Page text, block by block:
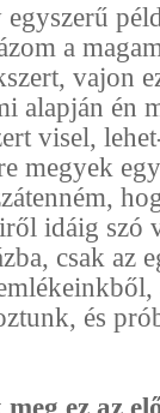
egyszerű
a
vajon
alapján én
visel,
megyek
idáig szó
csak az
és